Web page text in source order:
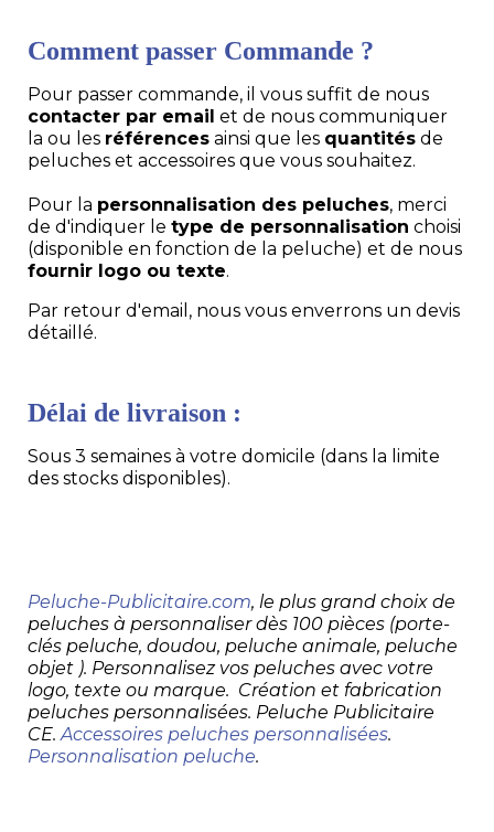
Comment passer Commande ?
Pour passer commande, il vous suffit de nous
contacter par email et de nous communiquer
la ou les références ainsi que les quantités de
peluches et accessoires que vous souhaitez.
Pour la personnalisation des peluches, merci
de d'indiquer le type de personnalisation choisi
(disponible en fonction de la peluche) et de nous
fournir logo ou texte.
Par retour d'email, nous vous enverrons un devis
détaillé.
Délai de livraison :
Sous 3 semaines à votre domicile (dans la limite
des stocks disponibles).
Peluche-Publicitaire.com, le plus grand choix de
peluches à personnaliser dès 100 pièces (porte-
clés peluche, doudou, peluche animale, peluche
objet ). Personnalisez vos peluches avec votre
logo, texte ou marque. Création et fabrication
peluches personnalisées. Peluche Publicitaire
CE. Accessoires peluches personnalisées.
Personnalisation peluche.